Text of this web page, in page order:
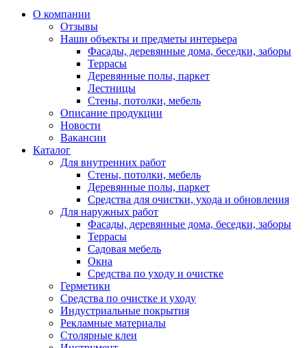
О компании
Отзывы
Наши объекты и предметы интерьера
Фасады, деревянные дома, беседки, заборы
Террасы
Деревянные полы, паркет
Лестницы
Стены, потолки, мебель
Описание продукции
Новости
Вакансии
Каталог
Для внутренних работ
Стены, потолки, мебель
Деревянные полы, паркет
Средства для очистки, ухода и обновления
Для наружных работ
Фасады, деревянные дома, беседки, заборы
Террасы
Садовая мебель
Окна
Средства по уходу и очистке
Герметики
Средства по очистке и уходу
Индустриальные покрытия
Рекламные материалы
Столярные клеи